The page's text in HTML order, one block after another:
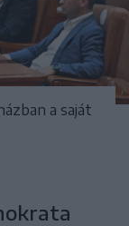
a saját